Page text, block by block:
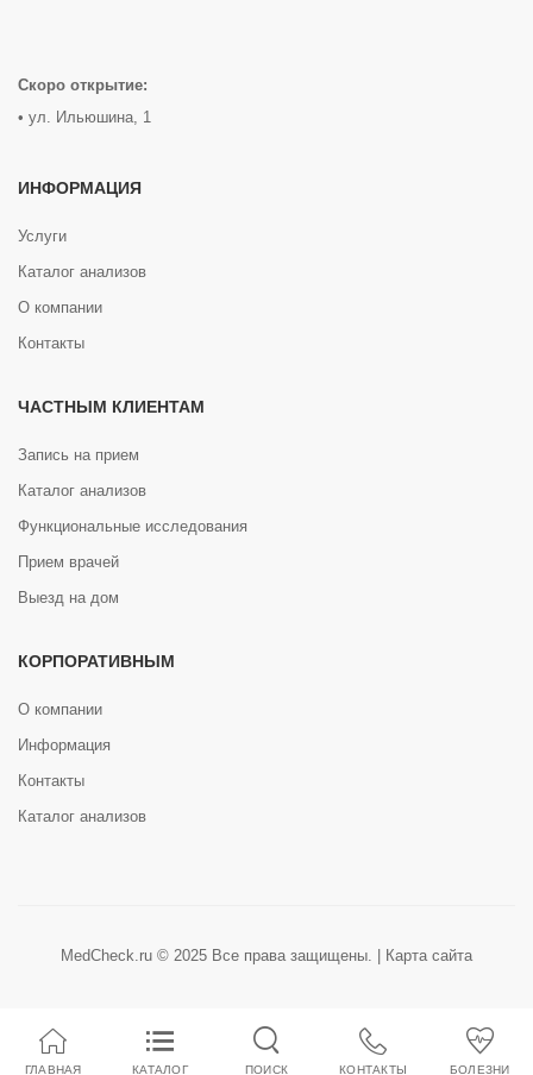
Скоро открытие:
• ул. Ильюшина, 1
ИНФОРМАЦИЯ
Услуги
Каталог анализов
О компании
Контакты
ЧАСТНЫМ КЛИЕНТАМ
Запись на прием
Каталог анализов
Функциональные исследования
Прием врачей
Выезд на дом
КОРПОРАТИВНЫМ
О компании
Информация
Контакты
Каталог анализов
MedCheck.ru © 2025 Все права защищены. | Карта сайта
ГЛАВНАЯ КАТАЛОГ ПОИСК КОНТАКТЫ БОЛЕЗНИ